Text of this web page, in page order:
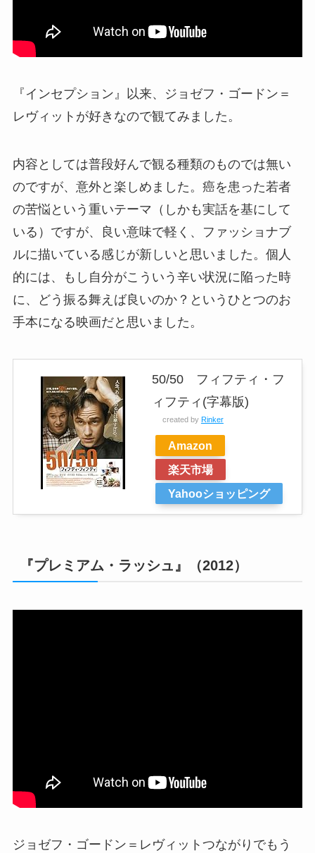
『インセプション』以来、ジョゼフ・ゴードン＝
レヴィットが好きなので観てみました。
内容としては普段好んで観る種類のものでは無い
のですが、意外と楽しめました。癌を患った若者
の苦悩という重いテーマ（しかも実話を基にして
いる）ですが、良い意味で軽く、ファッショナブ
ルに描いている感じが新しいと思いました。個人
的には、もし自分がこういう辛い状況に陥った時
に、どう振る舞えば良いのか？というひとつのお
手本になる映画だと思いました。
50/50 フィフティ・フ
ィフティ(字幕版)
created by Rinker
Amazon
楽天市場
Yahooショッピング
『プレミアム・ラッシュ』（2012）
ジョゼフ・ゴードン＝レヴィットつながりでもう